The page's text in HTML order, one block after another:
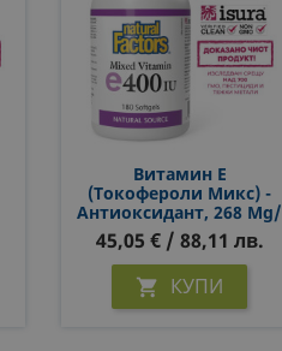
Витамин Е
(токофероли Микс) -
Антиоксидант, 268 Mg/
400 IU
45,05 € / 88,11 лв.
 КУПИ